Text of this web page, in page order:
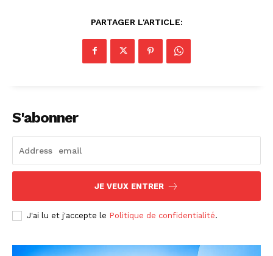
PARTAGER L'ARTICLE:
S'abonner
JE VEUX ENTRER
J'ai lu et j'accepte le Politique de confidentialité.